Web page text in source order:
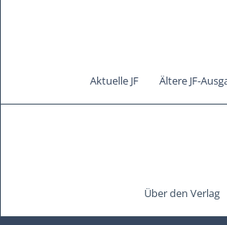
Aktuelle JF Ältere JF-
Über den Verlag